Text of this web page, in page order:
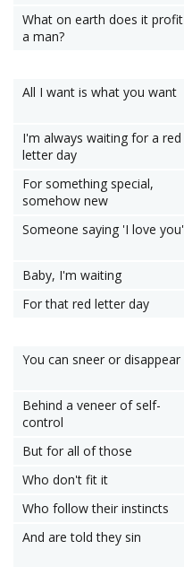
What on earth does it profit
a man?
All I want is what you want
I'm always waiting for a red
letter day
For something special,
somehow new
Someone saying 'I love you'
Baby, I'm waiting
For that red letter day
You can sneer or disappear
Behind a veneer of self-
control
But for all of those
Who don't fit it
Who follow their instincts
And are told they sin